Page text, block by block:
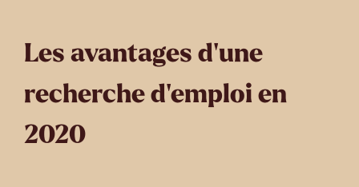
Les avantages d’une
recherche d’emploi en
2020